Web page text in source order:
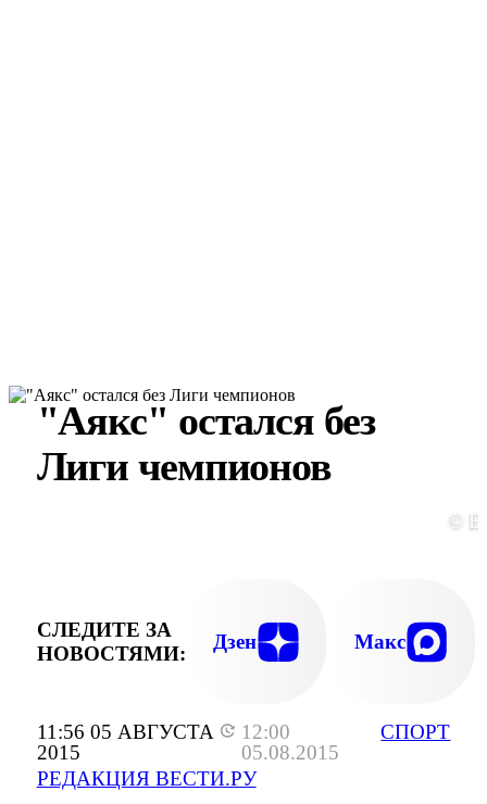
11:56 05 АВГУСТА
2015
12:00
05.08.2015
РЕДАКЦИЯ ВЕСТИ.РУ
СПОРТ
"Аякс" остался без
Лиги чемпионов
©
СЛЕДИТЕ ЗА
НОВОСТЯМИ:
Дзен Макс